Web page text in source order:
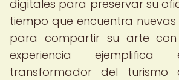
digitales para preservar su
tiempo que encuentra
para compartir su arte con
experiencia ejemplifica
transformador del turismo